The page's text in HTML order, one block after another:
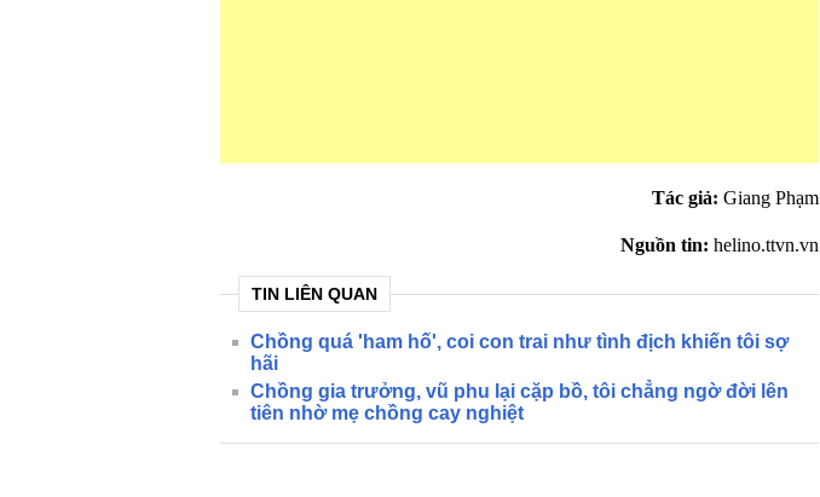
Tác giả: Giang Phạm
Nguồn tin: helino.ttvn.vn
TIN LIÊN QUAN
Chồng quá 'ham hố', coi con trai như tình địch khiến tôi sợ
hãi
Chồng gia trưởng, vũ phu lại cặp bồ, tôi chẳng ngờ đời lên
tiên nhờ mẹ chồng cay nghiệt